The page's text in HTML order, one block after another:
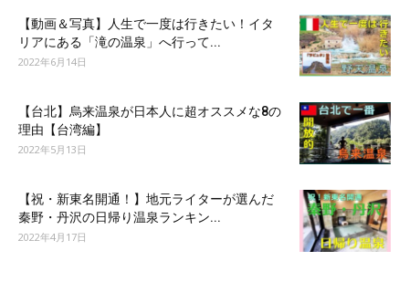
【動画＆写真】人生で一度は行きたい！イタ
リアにある「滝の温泉」へ行って...
2022年6月14日
【台北】烏来温泉が日本人に超オススメな8の
理由【台湾編】
2022年5月13日
【祝・新東名開通！】地元ライターが選んだ
秦野・丹沢の日帰り温泉ランキン...
2022年4月17日